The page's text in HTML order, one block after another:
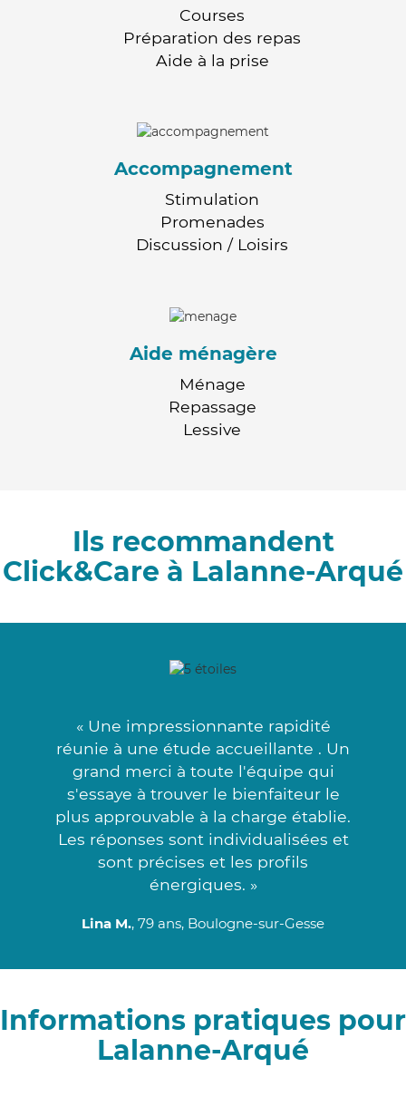
Courses
Préparation des repas
Aide à la prise
Accompagnement
Stimulation
Promenades
Discussion / Loisirs
Aide ménagère
Ménage
Repassage
Lessive
Ils recommandent
Click&Care à Lalanne-Arqué
« Une impressionnante rapidité
réunie à une étude accueillante . Un
grand merci à toute l'équipe qui
s'essaye à trouver le bienfaiteur le
plus approuvable à la charge établie.
Les réponses sont individualisées et
sont précises et les profils
énergiques. »
Lina M., 79 ans, Boulogne-sur-Gesse
Informations pratiques pour
Lalanne-Arqué